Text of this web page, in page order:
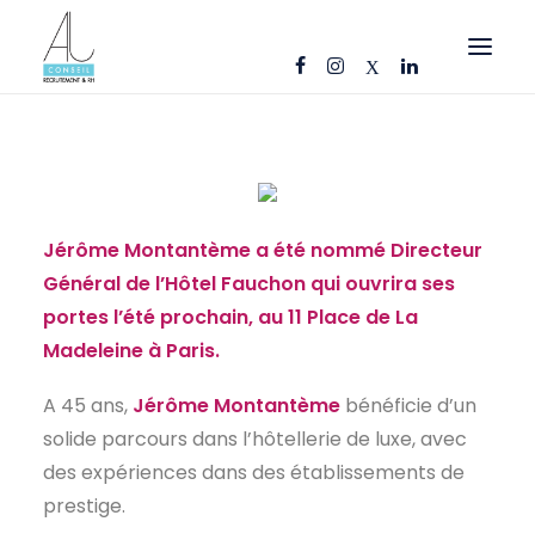
NOS FICHES MÉTIERS
AJ CONSEIL
RÉFÉRENCES
ACTUS
CONTACT
FR
Jérôme Montantème a été nommé Directeur
Général de l’Hôtel Fauchon qui ouvrira ses
portes l’été prochain, au 11 Place de La
Madeleine à Paris.
A 45 ans, Jérôme Montantème bénéficie d’un
solide parcours dans l’hôtellerie de luxe, avec
des expériences dans des établissements de
prestige.